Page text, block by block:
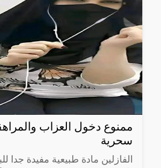
ممنوع دخول العزاب
سحرية
الفازلين مادة طبيعية مفيدة جدا